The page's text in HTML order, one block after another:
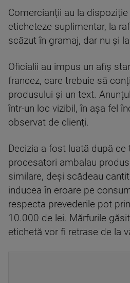
Comercianții au la
eticheteze suplimentar, la
scăzut în gramaj, dar nu și
Oficialii au impus un afiș
francez, care trebuie să
produsului și un text.
într-un loc vizibil, în așa fel
observat de clienți.
Decizia a fost luată după
procesatori ambalau
similare, deși scădeau
inducea în eroare pe
respecta prevederile pot
10.000 de lei. Mărfurile
etichetă vor fi retrase de la